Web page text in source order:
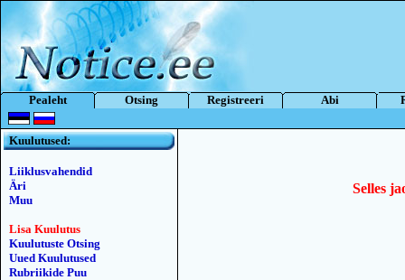
Pealeht Otsing Registreeri Abi
Kuulutused:
Liiklusvahendid
Äri
Muu
Lisa Kuulutus
Kuulutuste Otsing
Uued Kuulutused
Rubriikide Puu
Selles